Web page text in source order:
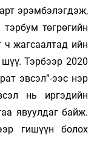
эрэм­бэ­лэг­дэж,
төгрө­гийн
ч жагсаалтад ийн
Тэрбээр 2020
эвсэл”-ээс нэр
нь иргэдийн
явуул­даг байж.
гишүүн бо­лох